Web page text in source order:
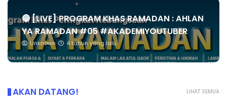
🔴 [LIVE] PROGRAM KHAS RAMADAN : AHLAN
YA RAMADAN #05 #AKADEMIYOUTUBER
Unknown 4 tahun yang lalu
LIHAT SEMUA
AKAN DATANG!